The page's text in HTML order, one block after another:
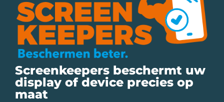
Screenkeepers beschermt uw
display of device precies op
maat